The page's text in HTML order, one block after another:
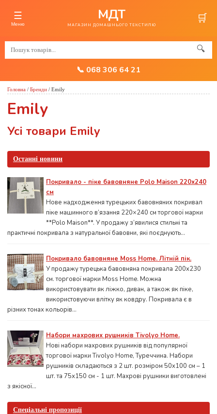
☰
Меню
МДТ
МАГАЗИН ДОМАШНЬОГО ТЕКСТИЛЮ 🛒
🔍
📞 068 306 64 21
Останні новини
Покривало - піке бавовняне Polo Maison 220х240
см
Нове надходження турецьких бавовняних покривал
піке машинного в’язання 220×240 см торгової марки
**Polo Maison**. У продажу з’явилися стильні та
практичні покривала з натуральної бавовни, які поєднують...
Покривало бавовняне Moss Home. Літній пік.
У продажу турецька бавовняна покривала 200x230
см. торгової марки Moss Home. Можна
використовувати як ліжко, диван, а також як піке,
використовуючи влітку як ковдру. Покривала є в
різних тонах кольорів...
Набори махрових рушників Tivolyo Home.
Нові набори махрових рушників від популярної
торгової марки Tivolyo Home, Туреччина. Набори
рушників складаються з 2 шт. розміром 50x100 см – 1
шт. та 75х150 см - 1 шт. Махрові рушники виготовлені
з якісної...
Спеціальні пропозиції
Головна / Бренди / Emily
Emily
Усі товари Emily